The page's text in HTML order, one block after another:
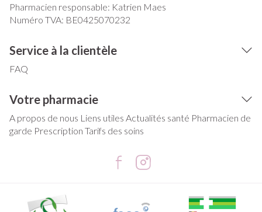
Pharmacien responsable: Katrien Maes
Numéro TVA: BE0425070232
Service à la clientèle
FAQ
Votre pharmacie
A propos de nous Liens utiles Actualités santé Pharmacien de
garde Prescription Tarifs des soins